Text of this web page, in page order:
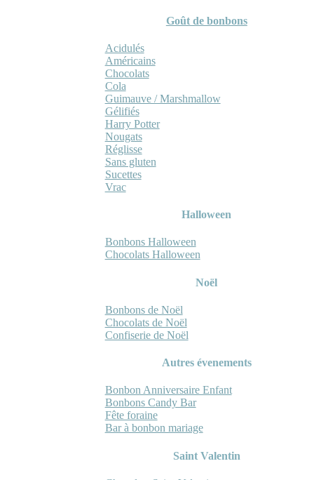
Goût de bonbons
Acidulés
Américains
Chocolats
Cola
Guimauve / Marshmallow
Gélifiés
Harry Potter
Nougats
Réglisse
Sans gluten
Sucettes
Vrac
Halloween
Bonbons Halloween
Chocolats Halloween
Noël
Bonbons de Noël
Chocolats de Noël
Confiserie de Noël
Autres évenements
Bonbon Anniversaire Enfant
Bonbons Candy Bar
Fête foraine
Bar à bonbon mariage
Saint Valentin